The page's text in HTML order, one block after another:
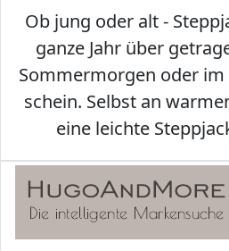
Ob jung oder alt -
ganze Jahr über
Sommermorgen oder im
schein. Selbst an
eine leichte